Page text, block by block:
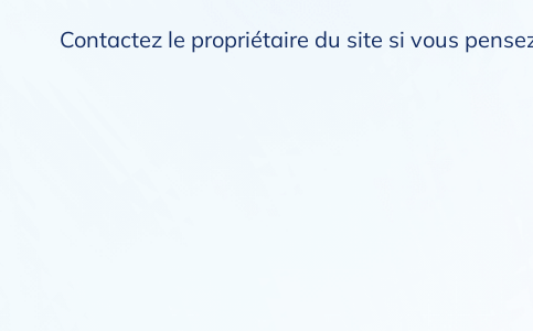
Contactez le propriétaire du site si vous